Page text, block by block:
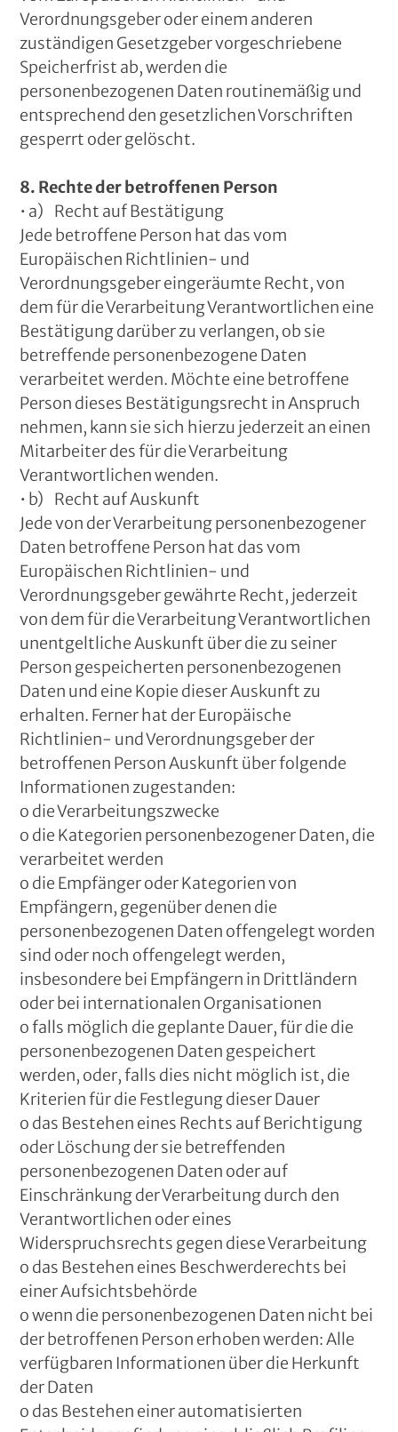
Verordnungsgeber oder einem anderen
zuständigen Gesetzgeber vorgeschriebene
Speicherfrist ab, werden die
personenbezogenen Daten routinemäßig und
entsprechend den gesetzlichen Vorschriften
gesperrt oder gelöscht.
8. Rechte der betroffenen Person
• a) Recht auf Bestätigung
Jede betroffene Person hat das vom
Europäischen Richtlinien- und
Verordnungsgeber eingeräumte Recht, von
dem für die Verarbeitung Verantwortlichen eine
Bestätigung darüber zu verlangen, ob sie
betreffende personenbezogene Daten
verarbeitet werden. Möchte eine betroffene
Person dieses Bestätigungsrecht in Anspruch
nehmen, kann sie sich hierzu jederzeit an einen
Mitarbeiter des für die Verarbeitung
Verantwortlichen wenden.
• b) Recht auf Auskunft
Jede von der Verarbeitung personenbezogener
Daten betroffene Person hat das vom
Europäischen Richtlinien- und
Verordnungsgeber gewährte Recht, jederzeit
von dem für die Verarbeitung Verantwortlichen
unentgeltliche Auskunft über die zu seiner
Person gespeicherten personenbezogenen
Daten und eine Kopie dieser Auskunft zu
erhalten. Ferner hat der Europäische
Richtlinien- und Verordnungsgeber der
betroffenen Person Auskunft über folgende
Informationen zugestanden:
o die Verarbeitungszwecke
o die Kategorien personenbezogener Daten, die
verarbeitet werden
o die Empfänger oder Kategorien von
Empfängern, gegenüber denen die
personenbezogenen Daten offengelegt worden
sind oder noch offengelegt werden,
insbesondere bei Empfängern in Drittländern
oder bei internationalen Organisationen
o falls möglich die geplante Dauer, für die die
personenbezogenen Daten gespeichert
werden, oder, falls dies nicht möglich ist, die
Kriterien für die Festlegung dieser Dauer
o das Bestehen eines Rechts auf Berichtigung
oder Löschung der sie betreffenden
personenbezogenen Daten oder auf
Einschränkung der Verarbeitung durch den
Verantwortlichen oder eines
Widerspruchsrechts gegen diese Verarbeitung
o das Bestehen eines Beschwerderechts bei
einer Aufsichtsbehörde
o wenn die personenbezogenen Daten nicht bei
der betroffenen Person erhoben werden: Alle
verfügbaren Informationen über die Herkunft
der Daten
o das Bestehen einer automatisierten